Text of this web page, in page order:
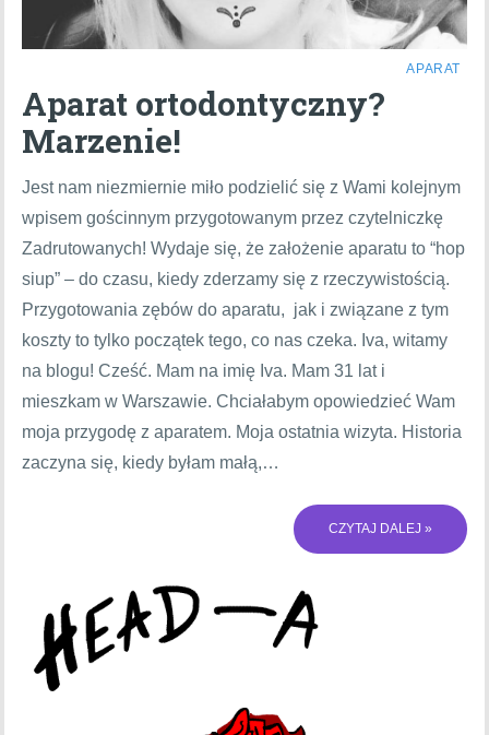
APARAT
Aparat ortodontyczny?
Marzenie!
Jest nam niezmiernie miło podzielić się z Wami kolejnym
wpisem gościnnym przygotowanym przez czytelniczkę
Zadrutowanych! Wydaje się, że założenie aparatu to “hop
siup” – do czasu, kiedy zderzamy się z rzeczywistością.
Przygotowania zębów do aparatu, jak i związane z tym
koszty to tylko początek tego, co nas czeka. Iva, witamy
na blogu! Cześć. Mam na imię Iva. Mam 31 lat i
mieszkam w Warszawie. Chciałabym opowiedzieć Wam
moja przygodę z aparatem. Moja ostatnia wizyta. Historia
zaczyna się, kiedy byłam małą,…
CZYTAJ DALEJ »